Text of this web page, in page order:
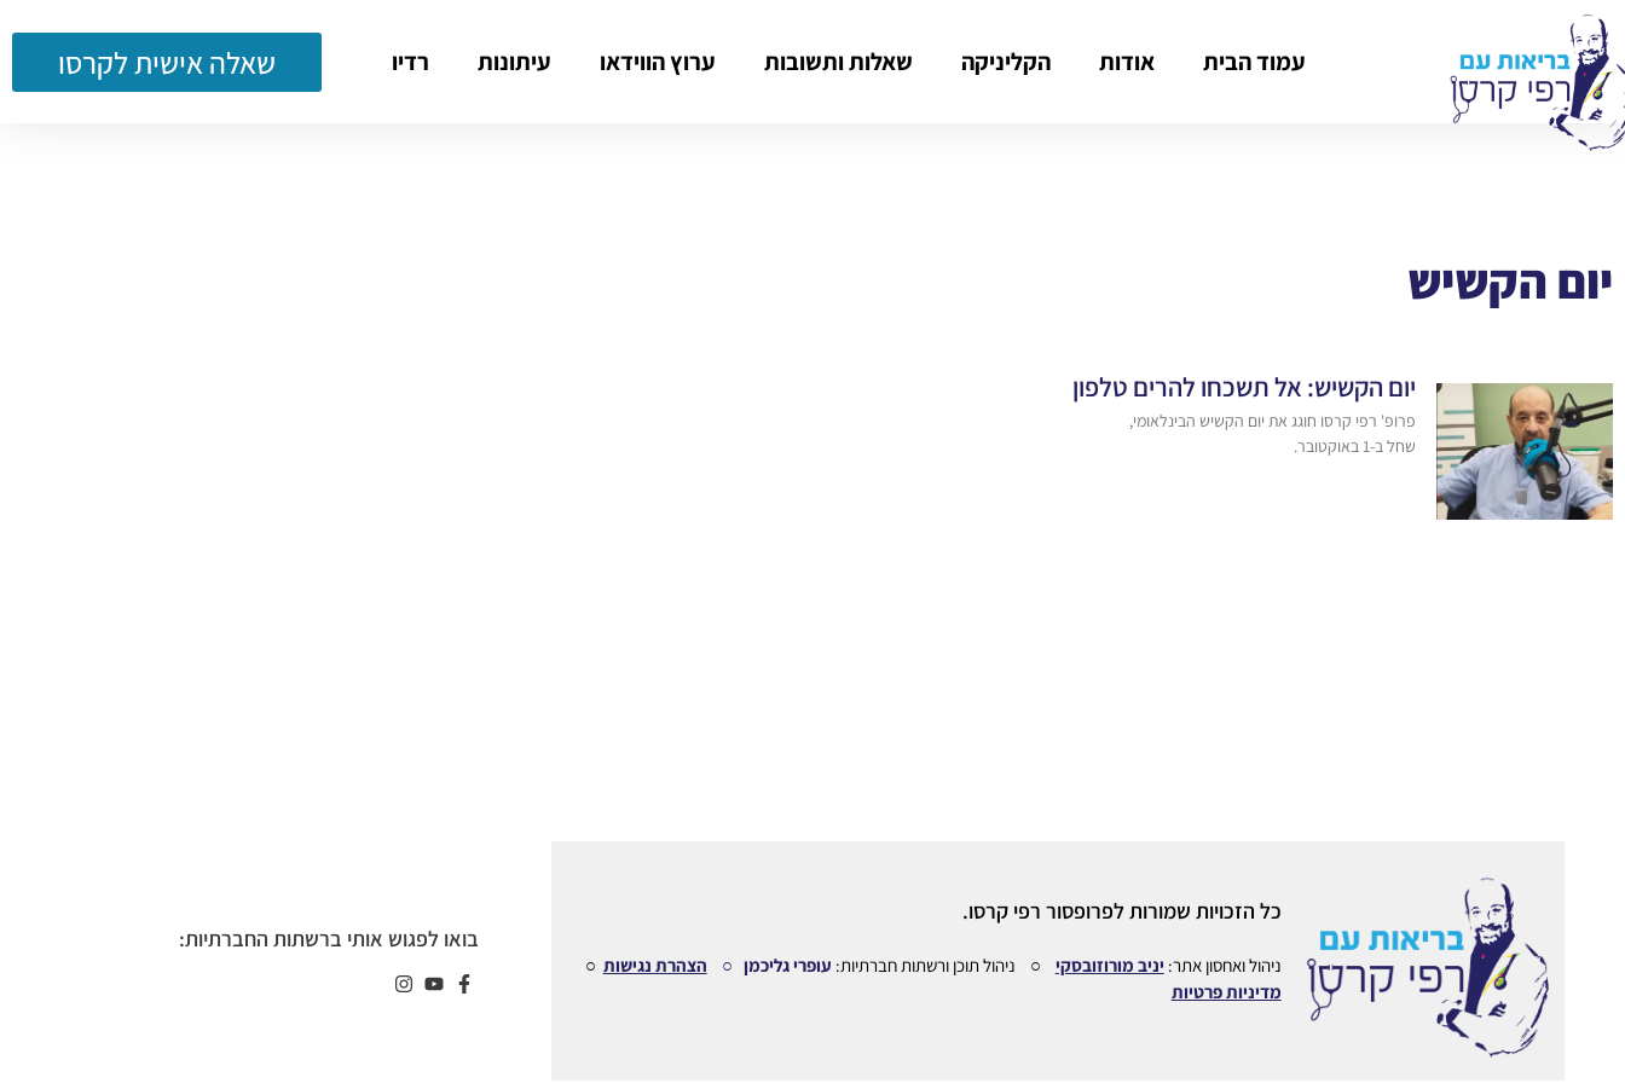
עמוד הבית אודות הקליניקה שאלות ותשובות ערוץ הווידאו עיתונות רדיו שאלה אישית לקרסו
יום הקשיש
יום הקשיש: אל תשכחו להרים טלפון
פרופ' רפי קרסו חוגג את יום הקשיש הבינלאומי,
שחל ב-1 באוקטובר.
כל הזכויות שמורות לפרופסור רפי קרסו.
ניהול ואחסון אתר: יניב מורוזובסקי ○ ניהול תוכן ורשתות חברתיות: עופרי גליכמן ○ הצהרת נגישות ○
מדיניות פרטיות
בואו לפגוש אותי ברשתות החברתיות: